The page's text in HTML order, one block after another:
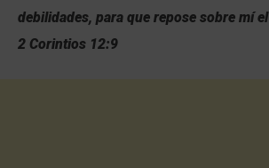
debilidades, para que repose sobre mí
2 Corintios 12:9